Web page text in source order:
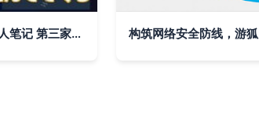
初代恐怖游戏《狐魂收藏家》的猎人笔记 第三家族的秘密如何被揭开 构筑网络安全防线，游